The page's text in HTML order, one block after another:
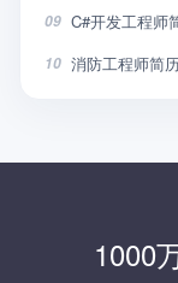
09 C#开发工程师
10 消防工程师简
1000